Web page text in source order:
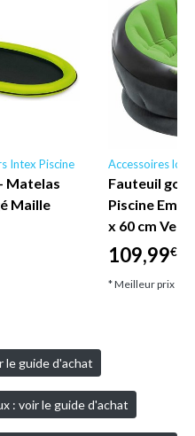
Intex Piscine
Matelas
Maille
Accessoires
Fauteuil
Piscine
x 60 cm Vert
109,99€*
* Meilleur prix
le guide d'achat
: voir le guide d'achat